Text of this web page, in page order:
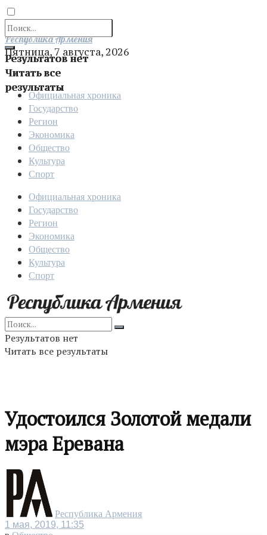
Результатов нет
Читать все
результаты
Отправить
Республика Армения
Пятница, 7 августа, 2026
Официальная хроника
Государство
Регион
Экономика
Общество
Культура
Спорт
Официальная хроника
Государство
Регион
Экономика
Общество
Культура
Спорт
Результатов нет
Читать все результаты
Удостоился Золотой медали
мэра Еревана
Республика Армения
1 мая, 2019, 11:35